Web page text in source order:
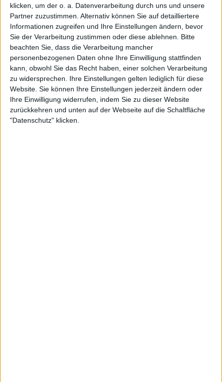
klicken, um der o. a. Datenverarbeitung durch uns und unsere
Partner zuzustimmen. Alternativ können Sie auf detailliertere
Informationen zugreifen und Ihre Einstellungen ändern, bevor
Sie der Verarbeitung zustimmen oder diese ablehnen. Bitte
beachten Sie, dass die Verarbeitung mancher
personenbezogenen Daten ohne Ihre Einwilligung stattfinden
kann, obwohl Sie das Recht haben, einer solchen Verarbeitung
zu widersprechen. Ihre Einstellungen gelten lediglich für diese
Website. Sie können Ihre Einstellungen jederzeit ändern oder
Ihre Einwilligung widerrufen, indem Sie zu dieser Website
zurückkehren und unten auf der Webseite auf die Schaltfläche
"Datenschutz" klicken.